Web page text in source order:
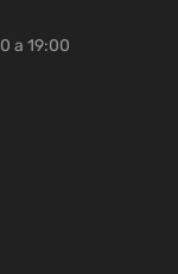
a 19:00